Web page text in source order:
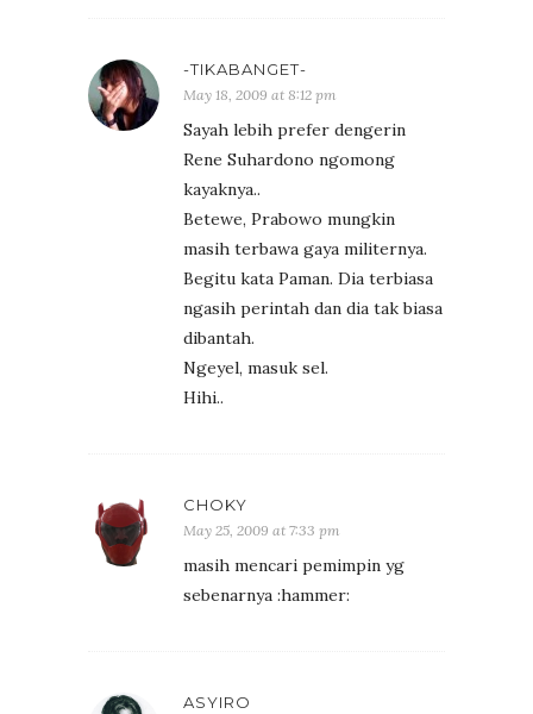
-TIKABANGET-
May 18, 2009 at 8:12 pm
Sayah lebih prefer dengerin
Rene Suhardono ngomong
kayaknya..
Betewe, Prabowo mungkin
masih terbawa gaya militernya.
Begitu kata Paman. Dia terbiasa
ngasih perintah dan dia tak biasa
dibantah.
Ngeyel, masuk sel.
Hihi..
CHOKY
May 25, 2009 at 7:33 pm
masih mencari pemimpin yg
sebenarnya :hammer:
ASYIRO